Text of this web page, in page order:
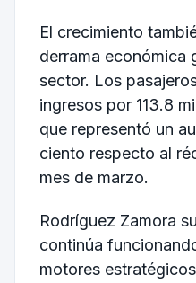
El crecimiento
derrama económica
sector. Los
ingresos por 113.8
que representó un
ciento respecto al
mes de marzo.
Rodríguez Zamora
continúa
motores